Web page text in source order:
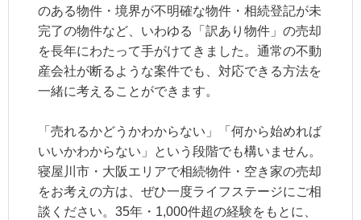
のある物件・境界が不明確な物件・相続登記が未
完了の物件など、いわゆる「訳あり物件」の売却
を長年にわたって手がけてきました。通常の不動
産会社が断るような案件でも、対応できる方法を
一緒に考えることができます。
「売れるかどうかわからない」「何から始めれば
いいかわからない」という段階でも構いません。
寝屋川市・大阪エリアで相続物件・空き家の売却
をお考えの方は、ぜひ一度ライフステージにご相
談ください。35年・1,000件超の経験をもとに、